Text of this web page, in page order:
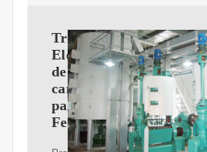
Transportador
Elevador
de
cangilones
para
Fertilizantes